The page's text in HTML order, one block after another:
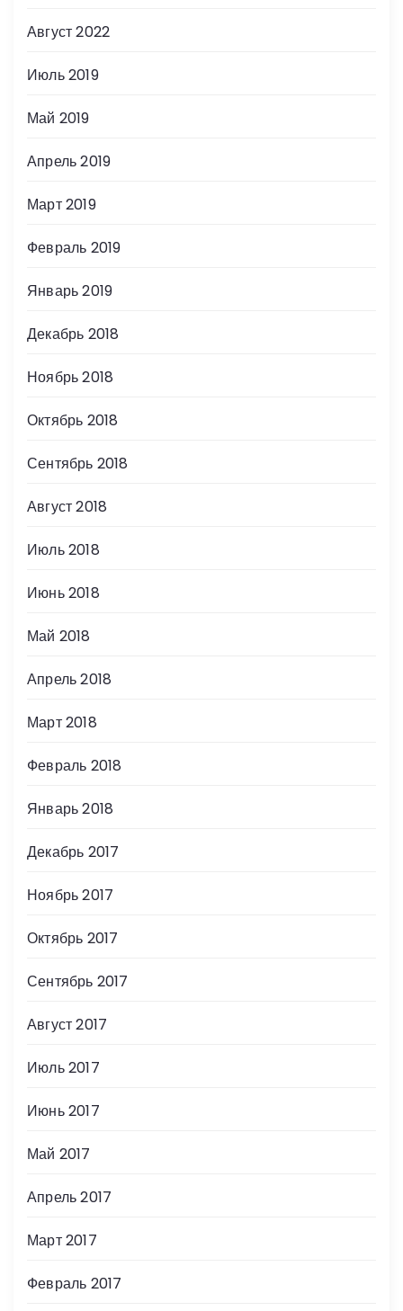
Август 2022
Июль 2019
Май 2019
Апрель 2019
Март 2019
Февраль 2019
Январь 2019
Декабрь 2018
Ноябрь 2018
Октябрь 2018
Сентябрь 2018
Август 2018
Июль 2018
Июнь 2018
Май 2018
Апрель 2018
Март 2018
Февраль 2018
Январь 2018
Декабрь 2017
Ноябрь 2017
Октябрь 2017
Сентябрь 2017
Август 2017
Июль 2017
Июнь 2017
Май 2017
Апрель 2017
Март 2017
Февраль 2017